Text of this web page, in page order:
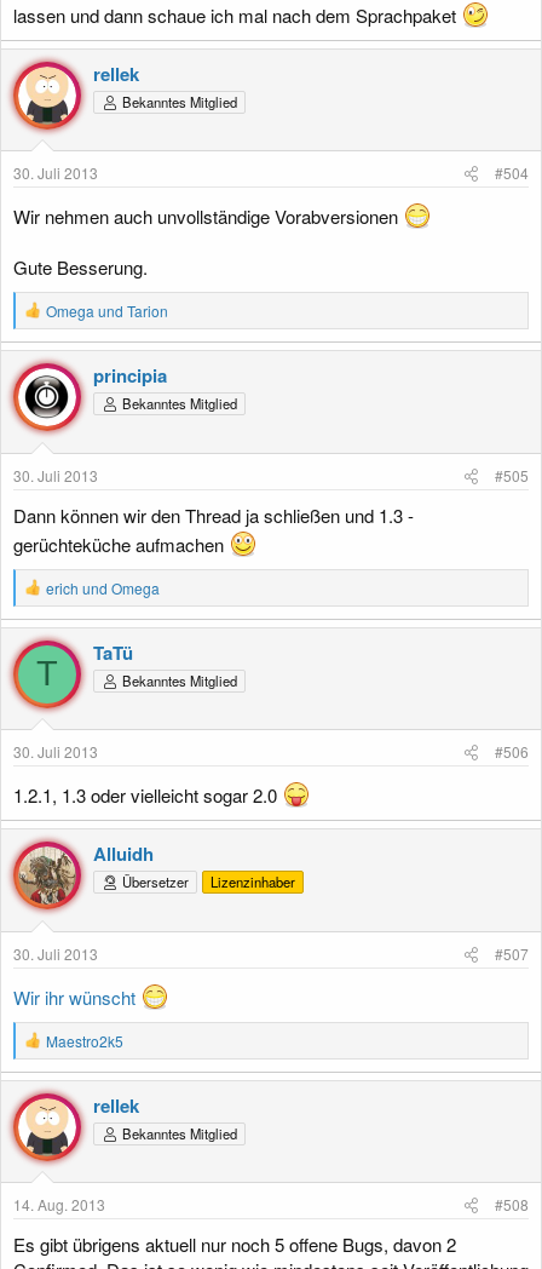
lassen und dann schaue ich mal nach dem Sprachpaket
rellek
Bekanntes Mitglied
30. Juli 2013 #504
Wir nehmen auch unvollständige Vorabversionen
Gute Besserung.
R
e
a
k
t
i
o
n
n
Omega und Tarion
principia
Bekanntes Mitglied
30. Juli 2013 #505
Dann können wir den Thread ja schließen und 1.3 -
gerüchteküche aufmachen
R
e
a
k
t
i
o
n
n
erich und Omega
T
TaTü
Bekanntes Mitglied
30. Juli 2013 #506
1.2.1, 1.3 oder vielleicht sogar 2.0
Alluidh
Übersetzer Lizenzinhaber
30. Juli 2013 #507
Wir ihr wünscht
R
e
a
k
t
i
o
n
n
Maestro2k5
rellek
Bekanntes Mitglied
14. Aug. 2013 #508
Es gibt übrigens aktuell nur noch 5 offene Bugs, davon 2